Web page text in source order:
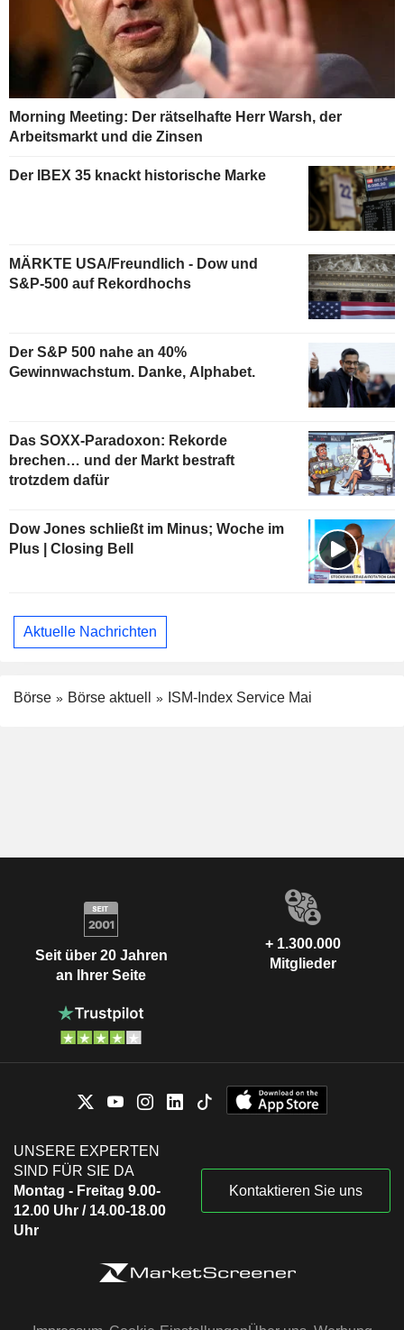
Morning Meeting: Der rätselhafte Herr Warsh, der
Arbeitsmarkt und die Zinsen
Der IBEX 35 knackt historische Marke
MÄRKTE USA/Freundlich - Dow und
S&P-500 auf Rekordhochs
Der S&P 500 nahe an 40%
Gewinnwachstum. Danke, Alphabet.
Das SOXX-Paradoxon: Rekorde
brechen… und der Markt bestraft
trotzdem dafür
Dow Jones schließt im Minus; Woche im
Plus | Closing Bell
Aktuelle Nachrichten
Börse Börse aktuell ISM-Index Service Mai
Seit über 20 Jahren
an Ihrer Seite
+ 1.300.000
Mitglieder
UNSERE EXPERTEN
SIND FÜR SIE DA
Montag - Freitag 9.00-
12.00 Uhr / 14.00-18.00
Uhr
Kontaktieren Sie uns